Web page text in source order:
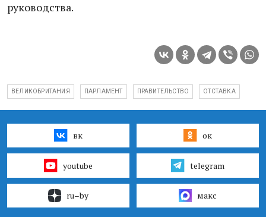
руководства.
ВЕЛИКОБРИТАНИЯ ПАРЛАМЕНТ ПРАВИТЕЛЬСТВО ОТСТАВКА
вк ок
youtube telegram
ru–by макс